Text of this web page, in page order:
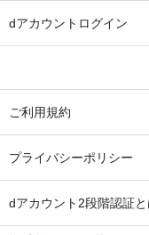
dアカウントログイン
ご利用規約
プライバシーポリシー
dアカウント2段階認証と